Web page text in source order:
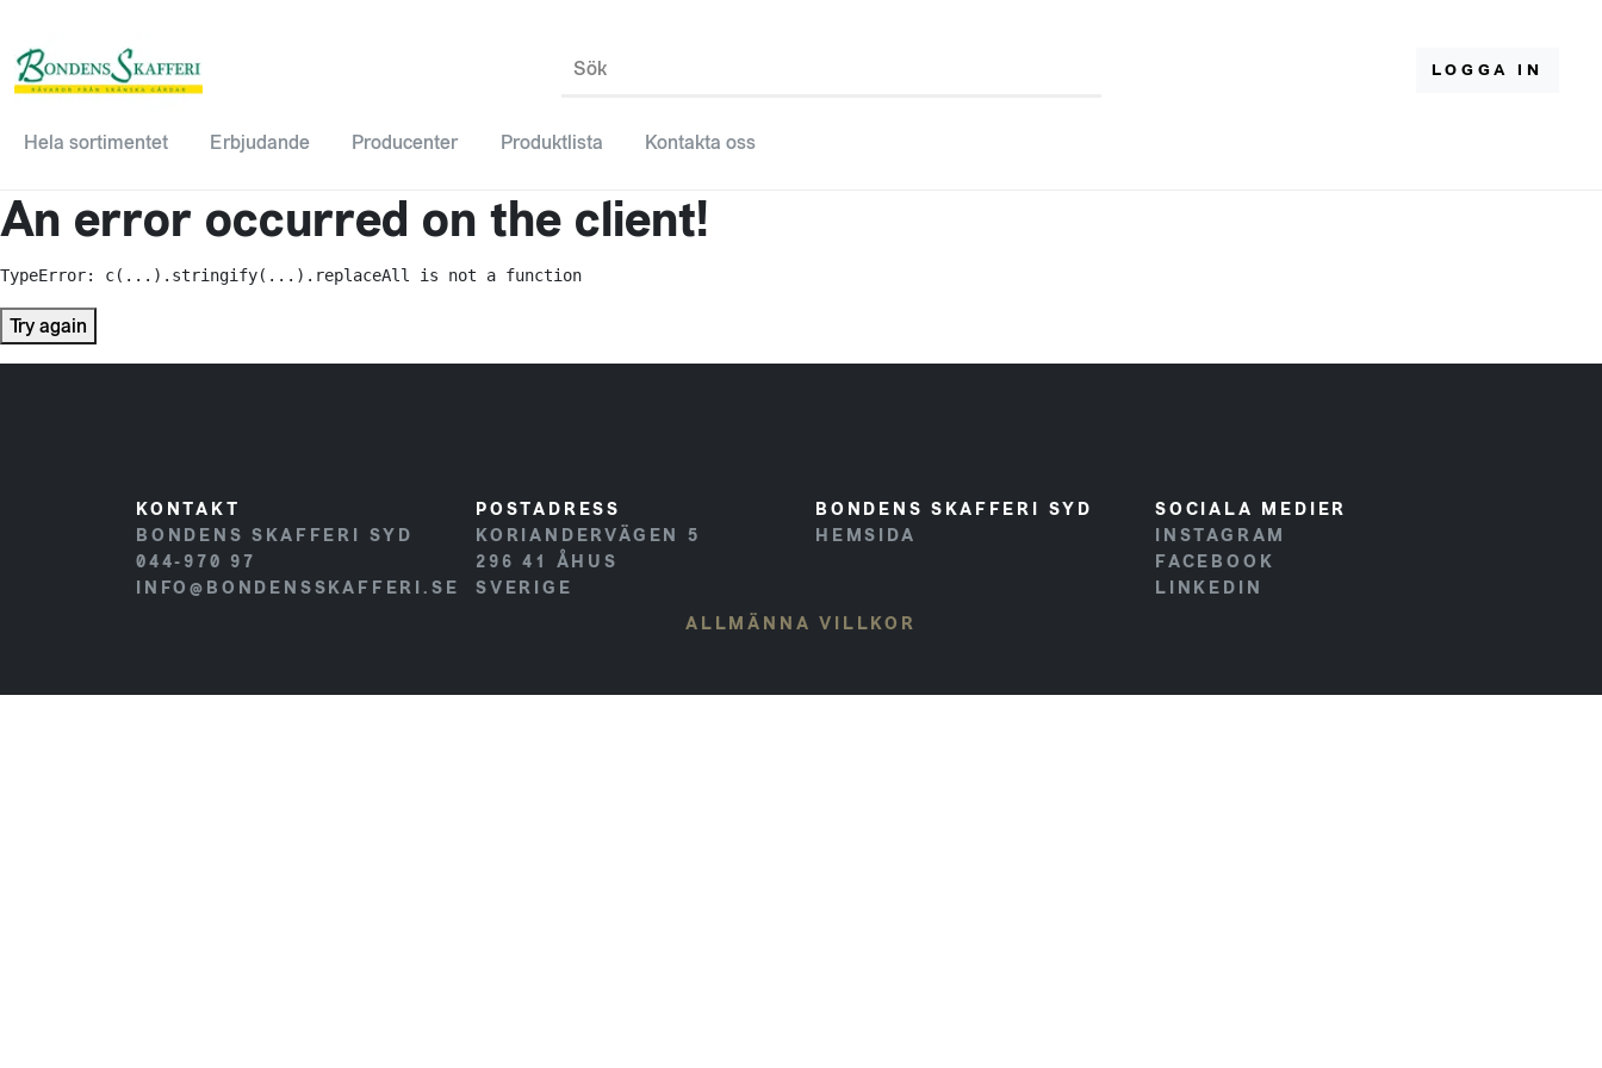
Sök LOGGA IN
Hela sortimentet Erbjudande Producenter Produktlista Kontakta oss
An error occurred on the client!
TypeError: c(...).stringify(...).replaceAll is not a function
Try again
KONTAKT
BONDENS SKAFFERI SYD
044-970 97
INFO@BONDENSSKAFFERI.SE
POSTADRESS
KORIANDERVÄGEN 5
296 41 ÅHUS
SVERIGE
BONDENS SKAFFERI SYD
HEMSIDA
SOCIALA MEDIER
INSTAGRAM
FACEBOOK
LINKEDIN
ALLMÄNNA VILLKOR